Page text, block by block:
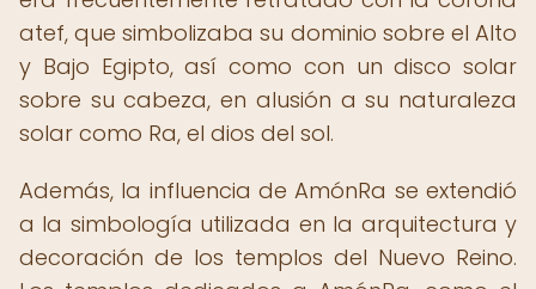
atef, que simbolizaba su dominio sobre el Alto
y Bajo Egipto, así como con un disco solar
sobre su cabeza, en alusión a su naturaleza
solar como Ra, el dios del sol.
Además, la influencia de AmónRa se extendió
a la simbología utilizada en la arquitectura y
decoración de los templos del Nuevo Reino.